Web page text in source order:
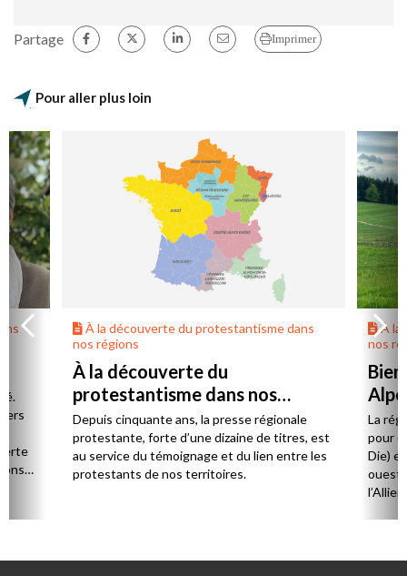
Partage Imprimer
Pour aller plus loin
À la découverte du protestantisme dans
nos régions
À la découverte du
protestantisme dans nos
régions
Depuis cinquante ans, la presse régionale
protestante, forte d’une dizaine de titres, est
au service du témoignage et du lien entre les
protestants de nos territoires.
À la
nos
La
pour
Die)
ouest,